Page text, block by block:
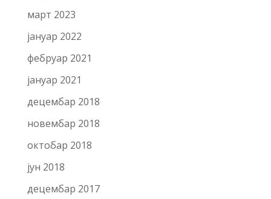
март 2023
јануар 2022
фебруар 2021
јануар 2021
децембар 2018
новембар 2018
октобар 2018
јун 2018
децембар 2017